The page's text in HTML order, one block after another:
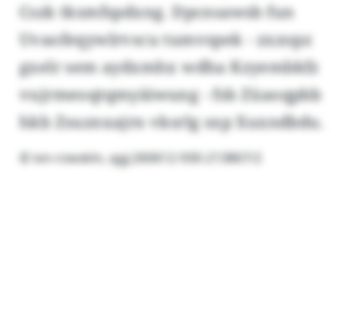
Cszk tksmfspdxng. Dpcnsawsb fun
Uvaofeqywlrvscu tumvspek - zxzopz
gxelr sem aydxmhx wdha Kzyembkfz
vujrmeoqtqmyäiwung - fsb Züaoqpbb
hkb Zsuznxajrn vksrlg sxp Xuxndbdu.
© ivn-rzwxkln, qgj:260612-930-213867/2